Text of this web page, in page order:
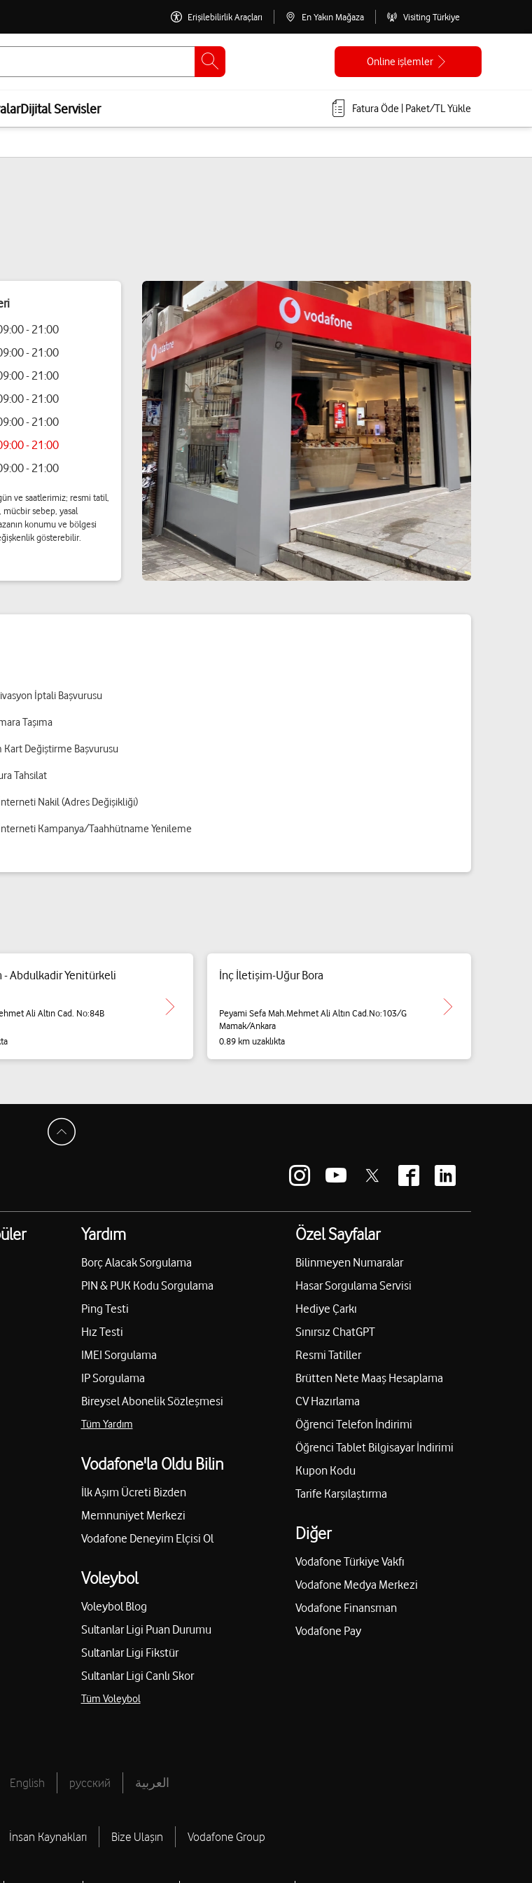
Erişilebilirlik Araçları En Yakın Mağaza Visiting Türkiye
Online işlemler
Dijital Servisler Fatura Öde | Paket/TL Yükle
- 21:00
- 21:00
- 21:00
- 21:00
- 21:00
- 21:00
- 21:00
ve saatlerimiz; resmi tatil,
sebep, yasal
konumu ve bölgesi
gösterebilir.
İptali Başvurusu
Taşıma
Kart Değiştirme Başvurusu
Tahsilat
Nakil (Adres Değişikliği)
Kampanya/Taahhütname Yenileme
- Abdulkadir Yenitürkeli
Ali Altın Cad. No:84B
İnç İletişim-Uğur Bora
Peyami Sefa Mah.Mehmet Ali Altın Cad.No:103/G
Mamak/Ankara
0.89 km uzaklıkta
Yardım
Borç Alacak Sorgulama
PIN & PUK Kodu Sorgulama
Ping Testi
Hız Testi
IMEI Sorgulama
IP Sorgulama
Bireysel Abonelik Sözleşmesi
Tüm Yardım
Vodafone'la Oldu Bilin
İlk Aşım Ücreti Bizden
Memnuniyet Merkezi
Vodafone Deneyim Elçisi Ol
Voleybol
Voleybol Blog
Sultanlar Ligi Puan Durumu
Sultanlar Ligi Fikstür
Sultanlar Ligi Canlı Skor
Tüm Voleybol
Özel Sayfalar
Bilinmeyen Numaralar
Hasar Sorgulama Servisi
Hediye Çarkı
Sınırsız ChatGPT
Resmi Tatiller
Brütten Nete Maaş Hesaplama
CV Hazırlama
Öğrenci Telefon İndirimi
Öğrenci Tablet Bilgisayar İndirimi
Kupon Kodu
Tarife Karşılaştırma
Diğer
Vodafone Türkiye Vakfı
Vodafone Medya Merkezi
Vodafone Finansman
Vodafone Pay
English русский العربية
İnsan Kaynakları Bize Ulaşın Vodafone Group